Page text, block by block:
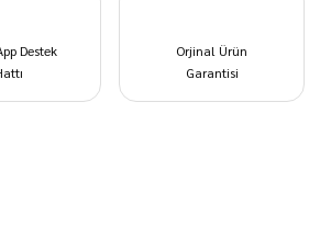
Destek
Orjinal Ürün
Garantisi